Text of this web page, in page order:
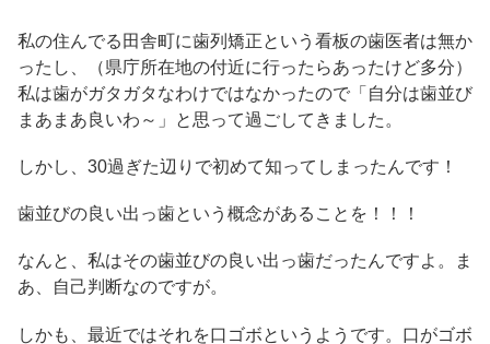
私の住んでる田舎町に歯列矯正という看板の歯医者は無か
ったし、（県庁所在地の付近に行ったらあったけど多分）
私は歯がガタガタなわけではなかったので「自分は歯並び
まあまあ良いわ～」と思って過ごしてきました。
しかし、30過ぎた辺りで初めて知ってしまったんです！
歯並びの良い出っ歯という概念があることを！！！
なんと、私はその歯並びの良い出っ歯だったんですよ。ま
あ、自己判断なのですが。
しかも、最近ではそれを口ゴボというようです。口がゴボ